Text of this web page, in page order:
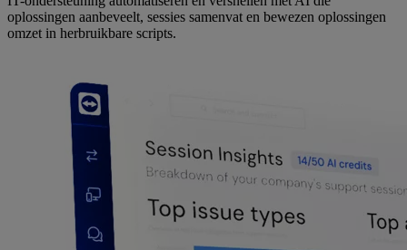
oplossingen aanbeveelt, sessies samenvat en bewezen oplossingen
omzet in herbruikbare scripts.